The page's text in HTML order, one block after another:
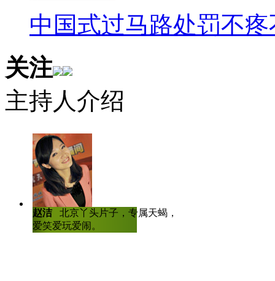
族，没办法在生儿育女上有多
许多80后独生子女的生育观
满堂的思想逐渐淡化，尤其是
问题，让年轻父母十分担忧，
好的生存成长环境，如果不能
此外，生二胎涉及多项审批
流程堪比办理落户手续：需提
证，提供生育情况证明，夫妻
续，让不少家庭打消了本就不
中国式过马路处罚不
关注
主持人介绍
赵洁
北京丫头片子，专属天蝎，爱哭
爱笑爱玩爱闹。